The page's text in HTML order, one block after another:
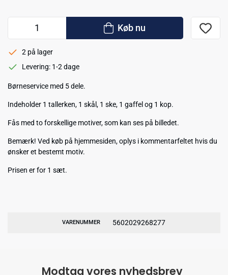
Køb nu
2 på lager
Levering: 1-2 dage
Børneservice med 5 dele.
Indeholder 1 tallerken, 1 skål, 1 ske, 1 gaffel og 1 kop.
Fås med to forskellige motiver, som kan ses på billedet.
Bemærk! Ved køb på hjemmesiden, oplys i kommentarfeltet hvis du
ønsker et bestemt motiv.
Prisen er for 1 sæt.
VARENUMMER 5602029268277
Modtag vores nyhedsbrev